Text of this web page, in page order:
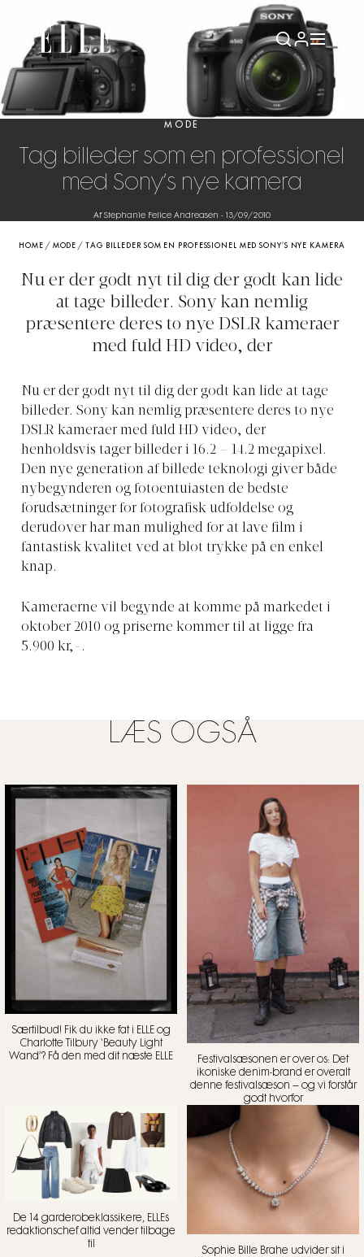
MODE
Tag billeder som en professionel
med Sony’s nye kamera
Af Stephanie Felice Andreasen - 13/09/2010
HOME / MODE / TAG BILLEDER SOM EN PROFESSIONEL MED SONY’S NYE KAMERA
Nu er der godt nyt til dig der godt kan lide
at tage billeder. Sony kan nemlig
præsentere deres to nye DSLR kameraer
med fuld HD video, der
Nu er der godt nyt til dig der godt kan lide at tage
billeder. Sony kan nemlig præsentere deres to nye
DSLR kameraer med fuld HD video, der
henholdsvis tager billeder i 16.2 – 14.2 megapixel.
Den nye generation af billede teknologi giver både
nybegynderen og fotoentuiasten de bedste
forudsætninger for fotografisk udfoldelse og
derudover har man mulighed for at lave film i
fantastisk kvalitet ved at blot trykke på en enkel
knap.
Kameraerne vil begynde at komme på markedet i
oktober 2010 og priserne kommer til at ligge fra
5.900 kr,-.
LÆS OGSÅ
Særtilbud! Fik du ikke fat i ELLE og
Charlotte Tilbury ‘Beauty Light
Wand’? Få den med dit næste ELLE
Festivalsæsonen er over os: Det
ikoniske denim-brand er overalt
denne festivalsæson – og vi forstår
godt hvorfor
De 14 garderobeklassikere, ELLEs
redaktionschef altid vender tilbage
til
Sophie Bille Brahe udvider sit i